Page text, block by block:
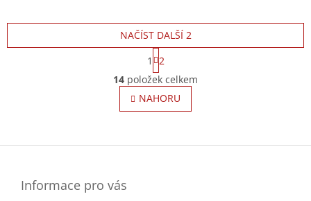
O
v
l
á
NAČÍST DALŠÍ 2
S
t
r
á
n
k
á
1
2
14 položek celkem
NAHORU
Informace pro vás